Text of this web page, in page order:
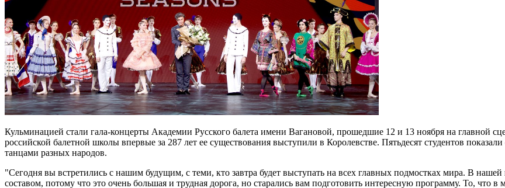
Кульминацией стали гала-концерты Академии Русского балета имени Вагановой, прошедшие 12 и 13 ноября на главной
российской балетной школы впервые за 287 лет ее существования выступили в Королевстве. Пятьдесят студентов
танцами разных народов.
"Сегодня вы встретились с нашим будущим, с теми, кто завтра будет выступать на всех главных подмостках мира. В
составом, потому что это очень большая и трудная дорога, но старались вам подготовить интересную программу. То, что в